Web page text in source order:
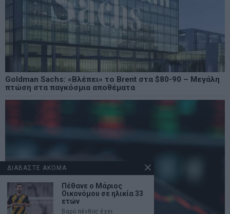
Goldman Sachs: «Βλέπει» το Brent στα $80-90 – Μεγάλη
πτώση στα παγκόσμια αποθέματα
ΔΙΑΒΑΣΤΕ ΑΚΟΜΑ
Πέθανε ο Μάριος
Οικονόμου σε ηλικία 33
ετών
Βαρύ πένθος έχει